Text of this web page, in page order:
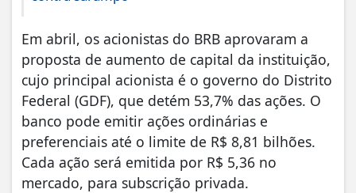
Em abril, os acionistas do BRB aprovaram a
proposta de aumento de capital da instituição,
cujo principal acionista é o governo do Distrito
Federal (GDF), que detém 53,7% das ações. O
banco pode emitir ações ordinárias e
preferenciais até o limite de R$ 8,81 bilhões.
Cada ação será emitida por R$ 5,36 no
mercado, para subscrição privada.